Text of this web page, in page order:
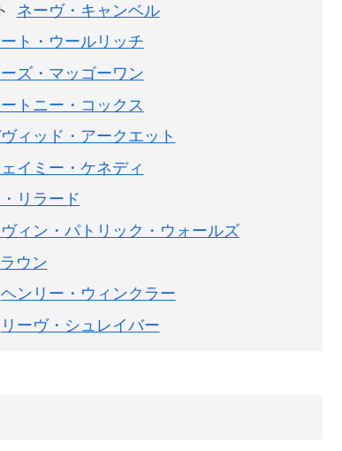
ネーヴ・キャンベル
ト・ウールリッチ
ーズ・マッゴーワン
トニー・コックス
ィッド・アークエット
イミー・ケネディ
リラード
ィン・パトリック・ウォールズ
ウン
ヘンリー・ウィンクラー
リーヴ・シュレイバー